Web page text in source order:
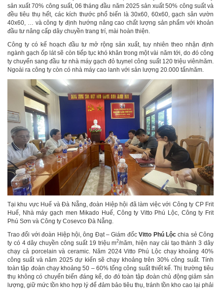
sản xuất 70% công suất, 06 tháng đầu năm 2025 sản xuất 50% công suất và
đều tiêu thụ hết, các kích thước phổ biến là 30x60, 60x60, gạch sân vườn
40x60, … và công ty định hướng nâng cao chất lượng sản phẩm với khoản
đầu tư nâng cấp dây chuyền trang trí, mài hoàn thiện.
Công ty có kế hoạch đầu tư mở rộng sản xuất, tuy nhiên theo nhận định
ngành gạch ốp lát sẽ còn tiếp tục khó khăn trong một vài năm tới, do đó công
ty chuyển sang đầu tư nhà máy gạch đỏ tuynel công suất 120 triệu viên/năm.
Ngoài ra công ty còn có nhà máy cao lanh với sản lượng 20.000 tấn/năm.
Tại khu vực Huế và Đà Nẵng, đoàn Hiệp hội đã làm việc với Công ty CP Frit
Huế, Nhà máy gạch men Mikado Huế, Công ty Vitto Phú Lộc, Công ty Frit
Phú Sơn và Công ty Cosevco Đà Nẵng.
Trao đổi với đoàn Hiệp hội, ông Đạt – Giám đốcVitto Phú Lộcchia sẻ Công
ty có 4 dây chuyền công suất 19 triệu m2/năm, hiện nay cải tạo thành 3 dây
chạy cả porcelain và ceramic. Năm 2024 Vitto Phú Lộc chạy khoảng 40%
công suất và năm 2025 dự kiến sẽ chạy khoảng trên 30% công suất. Tính
toàn tập đoàn chạy khoảng 50 – 60% tổng công suất thiết kế. Thị trường tiêu
thụ không có chuyển biến đáng kể, do đó toàn tập đoàn chủ động giảm sản
lượng, giữ mức tồn kho hợp lý để đảm bảo tiêu thụ, tránh tồn kho cao lại phải